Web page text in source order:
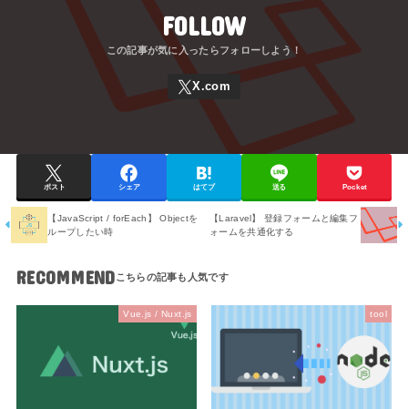
FOLLOW
ポスト シェア はてブ 送る Pocket
【JavaScript / forEach】 Objectを
ループしたい時
【Laravel】 登録フォームと編集フ
ォームを共通化する
RECOMMEND
Vue.js / Nuxt.js tool